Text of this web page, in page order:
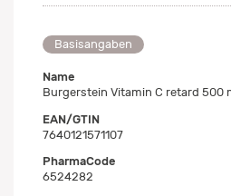
Basisangaben
Name
Burgerstein Vitamin C retard 500
EAN/GTIN
7640121571107
PharmaCode
6524282